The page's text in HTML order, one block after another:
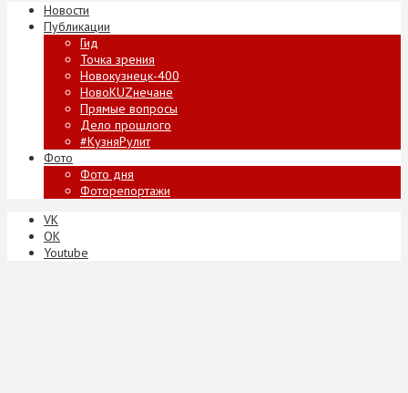
Новости
Публикации
Гид
Точка зрения
Новокузнецк-400
НовоKUZнечане
Прямые вопросы
Дело прошлого
#КузняРулит
Фото
Фото дня
Фоторепортажи
VK
ОК
Youtube